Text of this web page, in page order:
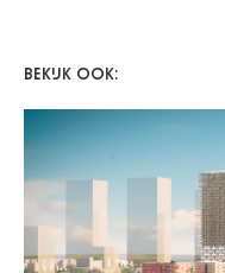
BEKIJK OOK: